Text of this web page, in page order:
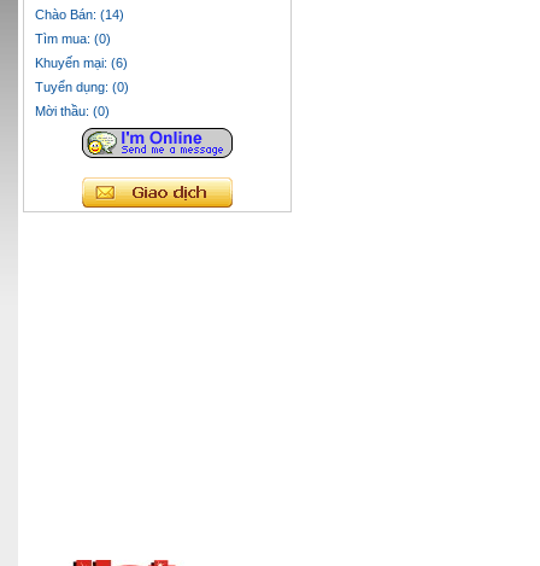
Chào Bán: (14)
Tìm mua: (0)
Khuyến mại: (6)
Tuyển dụng: (0)
Mời thầu: (0)